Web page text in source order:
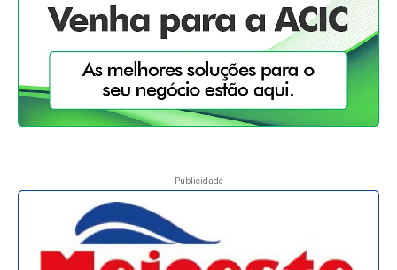
Publicidade